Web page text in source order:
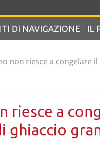
DI NAVIGAZIONE IL
non riesce a congelare
riesce a
ghiaccio